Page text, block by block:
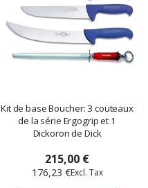
Kit de base Boucher: 3 couteaux
de la série Ergogrip et 1
Dickoron de Dick
215,00 €
176,23 €